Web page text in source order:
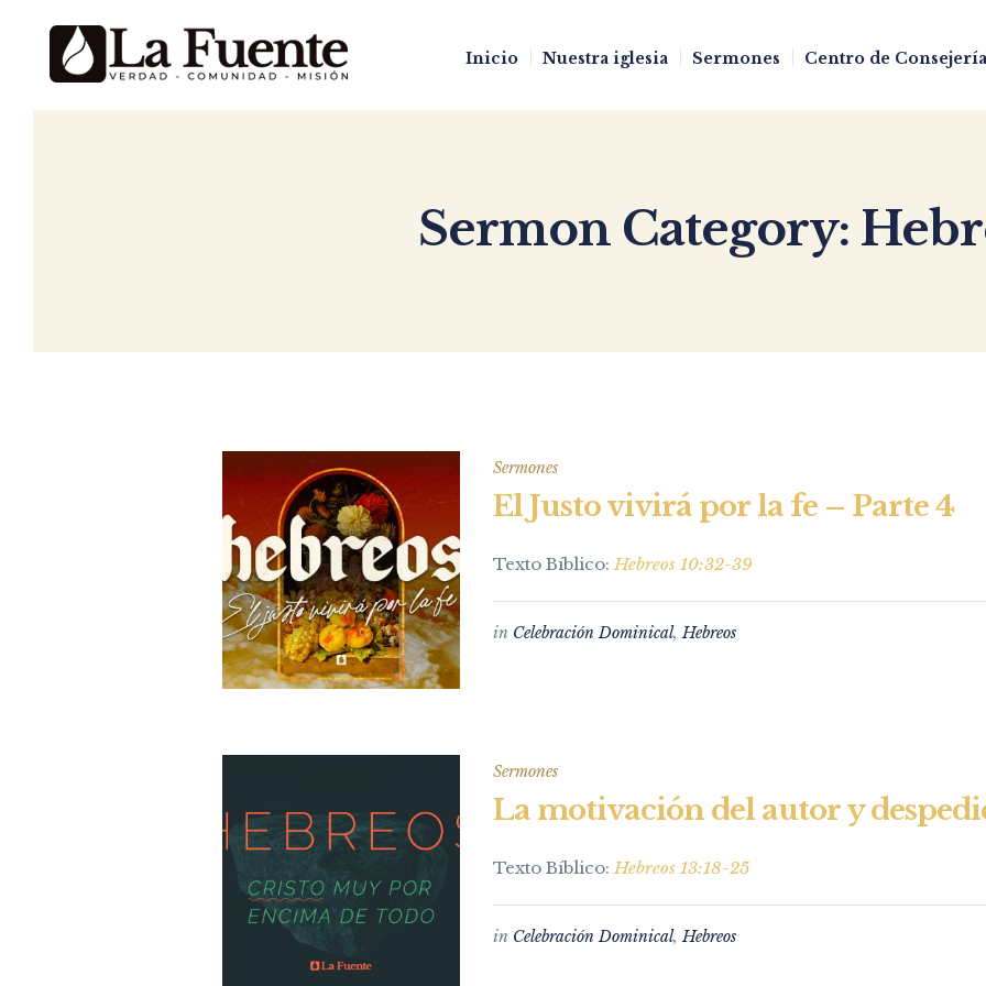
Inicio Nuestra iglesia Sermones Centro de
Sermon Category:
Sermones
El Justo vivirá por la fe – Parte 4
Texto Bíblico:Hebreos 10:32-39
in Celebración Dominical,Hebreos
Sermones
La motivación del autor y
Texto Bíblico:Hebreos 13:18-25
in Celebración Dominical,Hebreos